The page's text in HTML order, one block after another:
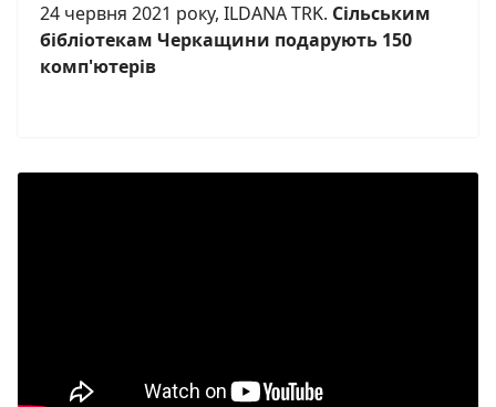
24 червня 2021 року, ILDANA TRK. Сільським
бібліотекам Черкащини подарують 150
комп'ютерів